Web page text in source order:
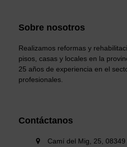
Sobre nosotros
Realizamos reformas y
pisos, casas y locales en la
25 años de experiencia en el
profesionales.
Contáctanos
Camí del Mig, 25,